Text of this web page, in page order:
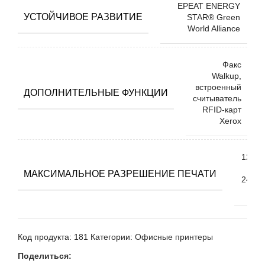
УСТОЙЧИВОЕ РАЗВИТИЕ
EPEAT ENERGY
STAR® Green
World Alliance
ДОПОЛНИТЕЛЬНЫЕ ФУНКЦИИ
Факс
Walkup,
встроенный
считыватель
RFID-карт
Xerox
МАКСИМАЛЬНОЕ РАЗРЕШЕНИЕ ПЕЧАТИ
1200
2400
Код продукта: 181 Категории: Офисные принтеры
Поделиться: